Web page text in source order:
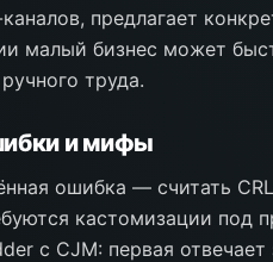
предлагает
малый бизнес может
труда.
и мифы
ошибка — считать
кастомизации под
с CJM: первая